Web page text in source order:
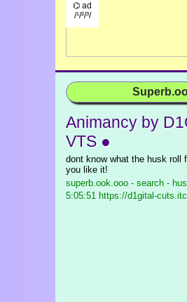
⌬ ad
/¹/²/³/
Animancy by
VTS ●
dont know what the husk roll
you like it!
superb.ook.ooo - search -
5:05:51 https://d1gital-